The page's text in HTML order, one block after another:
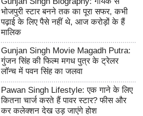
भोजपुरी स्टार बनने तक का पूरा सफर, कभी
पढ़ाई के लिए पैसे नहीं थे, आज करोड़ों के हैं
मालिक
Gunjan Singh Movie Magadh Putra:
गुंजन सिंह की फिल्म मगध पुत्र के ट्रेलर
लॉन्च में पवन सिंह का जलवा
Pawan Singh Lifestyle: एक गाने के लिए
कितना चार्ज करते हैं पावर स्टार? फीस और
कर कलेक्शन देख उड़ जाएंगे होश